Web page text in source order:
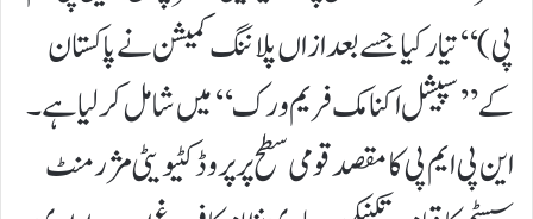
پی )‘‘ تیار کیا جسے بعد ازاں پلاننگ کمیشن نے پاکستان
کے ’’سپیشل اکنامک فریم ورک‘‘میں شامل کر لیا ہے۔
این پی ایم پی کا مقصد قومی سطح پر پروڈکٹیویٹی مژرمنٹ